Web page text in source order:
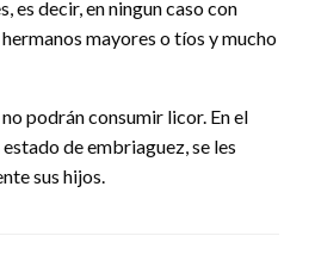
es decir, en ningun caso con
mayores o tíos y mucho
podrán consumir licor. En el
de embriaguez, se les
sus hijos.